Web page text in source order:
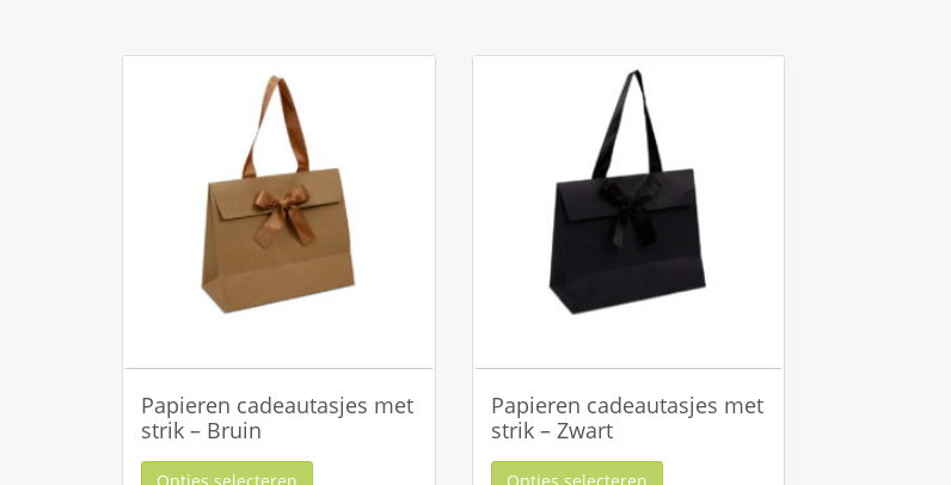
Papieren cadeautasjes met
strik – Bruin
Opties selecteren
Papieren cadeautasjes met
strik – Zwart
Opties selecteren